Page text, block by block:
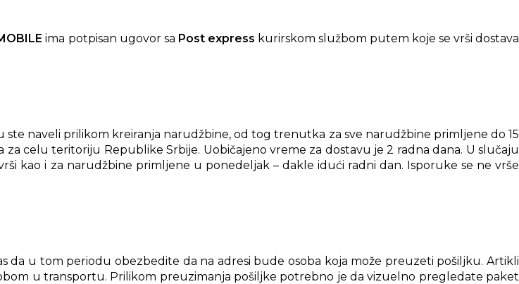
ima potpisan ugovor sa Post express kurirskom službom putem koje se vrši dostava
naveli prilikom kreiranja narudžbine, od tog trenutka za sve narudžbine primljene do 15
celu teritoriju Republike Srbije. Uobičajeno vreme za dostavu je 2 radna dana. U slučaju
kao i za narudžbine primljene u ponedeljak – dakle idući radni dan. Isporuke se ne vrše
da u tom periodu obezbedite da na adresi bude osoba koja može preuzeti pošiljku. Artikli
u transportu. Prilikom preuzimanja pošiljke potrebno je da vizuelno pregledate paket